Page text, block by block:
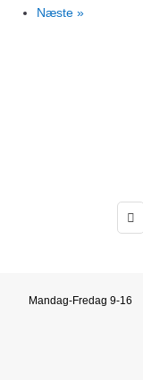
Næste »

Mandag-Fredag 9-16